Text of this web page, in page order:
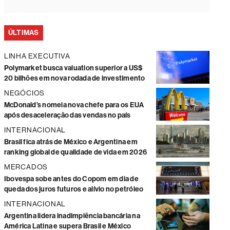
ÚLTIMAS
LINHA EXECUTIVA
Polymarket busca valuation superior a US$
20 bilhões em nova rodada de investimento
NEGÓCIOS
McDonald’s nomeia nova chefe para os EUA
após desaceleração das vendas no país
INTERNACIONAL
Brasil fica atrás de México e Argentina em
ranking global de qualidade de vida em 2026
MERCADOS
Ibovespa sobe antes do Copom em dia de
queda dos juros futuros e alívio no petróleo
INTERNACIONAL
Argentina lidera inadimplência bancária na
América Latina e supera Brasil e México